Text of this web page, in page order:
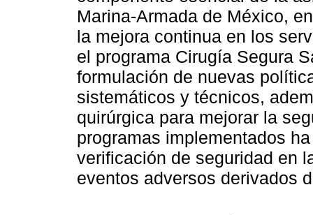
Marina-Armada de México,
la mejora continua en los
el programa Cirugía Segura
formulación de nuevas
sistemáticos y técnicos,
quirúrgica para mejorar la
programas implementados
verificación de seguridad en
eventos adversos derivados